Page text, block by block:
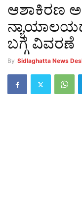
ಆಶಾಕಿರಣ
ಬಗ್ಗೆ ವಿವರಣೆ
By Sidlaghatta News